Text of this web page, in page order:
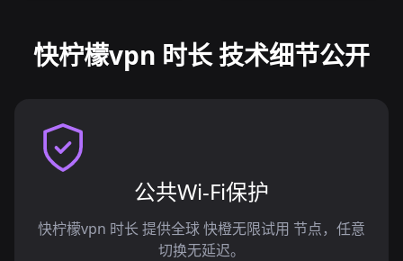
快柠檬vpn 时长 技术细节公开
公共Wi-Fi保护
快柠檬vpn 时长 提供全球 快橙无限试用 节点，任意
切换无延迟。